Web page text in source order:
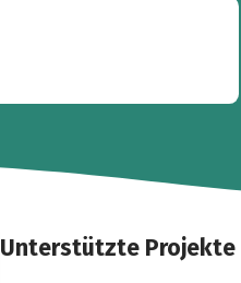
Unterstützte Projekte